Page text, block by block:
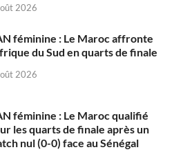
2026
féminine : Le Maroc affronte
du Sud en quarts de finale
2026
féminine : Le Maroc qualifié
les quarts de finale après un
nul (0-0) face au Sénégal